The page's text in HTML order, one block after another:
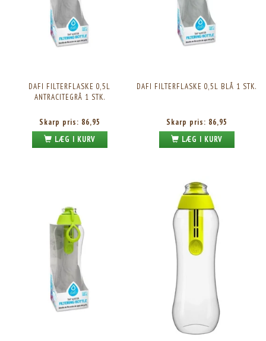
DAFI FILTERFLASKE 0,5L
ANTRACITEGRÅ 1 STK.
Skarp pris: 86,95
LÆG I KURV
DAFI FILTERFLASKE 0,5L BLÅ 1 STK.
Skarp pris: 86,95
LÆG I KURV